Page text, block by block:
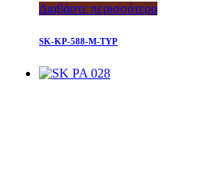
Διαβάστε περισσότερα
SK-KP-588-M-TYP